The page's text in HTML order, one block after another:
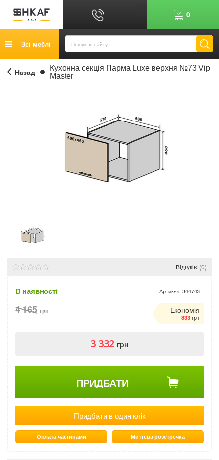
0 6 7 Показати номер
0
Всі меблі
Назад
Кухонна секція Парма Luxe верхня №73 Vip
Master
Відгуків: (0)
В наявності Артикул: 344743
4 165 грн Економія
833 грн
3 332 грн
ПРИДБАТИ
Придбати в один клік
Оплата частинами Миттєва розстрочка